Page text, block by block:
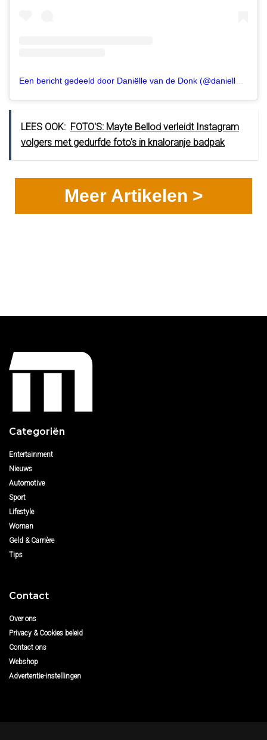
Een bericht gedeeld door Daniëlle van de Donk (@daniellevddonk)
LEES OOK: FOTO'S: Mayte Bellod verleidt Instagram
volgers met gedurfde foto's in knaloranje badpak
Meer Artikelen >
Categoriën
Entertainment
Nieuws
Automotive
Sport
Lifestyle
Woman
Geld & Carrière
Tips
Contact
Over ons
Privacy & Cookies beleid
Contact ons
Webshop
Advertentie-instellingen